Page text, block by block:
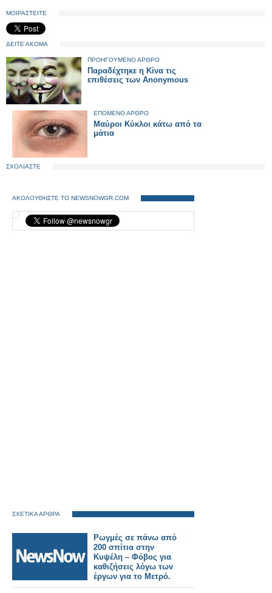
ΜΟΙΡΑΣΤΕΙΤΕ
ΔΕΙΤΕ ΑΚΟΜΑ
ΠΡΟΗΓΟΥΜΕΝΟ ΑΡΘΡΟ
Παραδέχτηκε η Κίνα τις
επιθέσεις των Anonymous
ΕΠΟΜΕΝΟ ΑΡΘΡΟ
Μαύροι Κύκλοι κάτω από τα
μάτια
ΣΧΟΛΙΑΣΤΕ
ΑΚΟΛΟΥΘΗΣΤΕ ΤΟ NEWSNOWGR.COM
ΣΧΕΤΙΚΑ ΑΡΘΡΑ
Ρωγμές σε πάνω από
200 σπίτια στην
Κυψέλη – Φόβος για
καθιζήσεις λόγω των
έργων για το Μετρό.